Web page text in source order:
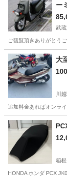
ー
（
武
ご観覧頂きありがとう
埼玉 さいたま市大
川
追加料金あればオンラ
埼玉 川越市
箱
HONDA ホンダ PCX